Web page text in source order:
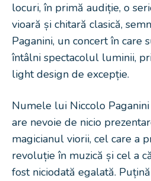
locuri, în primă audiție, o
vioară și chitară clasică,
Paganini, un concert în care
întâlni spectacolul luminii,
light design de excepție.
Numele lui Niccolo
are nevoie de nicio
magicianul viorii, cel care a
revoluție în muzică și cel a
fost niciodată egalată.